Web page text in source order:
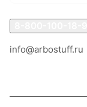
info@arbostuff.ru